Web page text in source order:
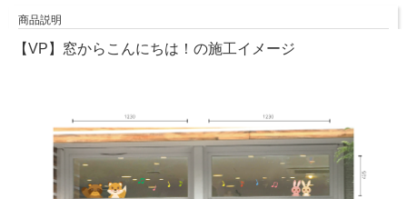
商品説明
【VP】窓からこんにちは！の施工イメージ